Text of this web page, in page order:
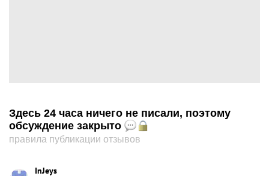
Здесь 24 часа ничего не писали, поэтому
обсуждение закрыто
правила публикации отзывов
InJeys